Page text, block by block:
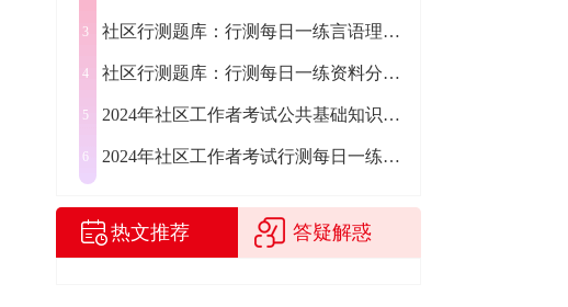
3 社区行测题库：行测每日一练言语理解练习题2024.07.30
4 社区行测题库：行测每日一练资料分析练习题2024.07.31
5 2024年社区工作者考试公共基础知识每日一练（7.19）
6 2024年社区工作者考试行测每日一练（7.19）
热文推荐 答疑解惑